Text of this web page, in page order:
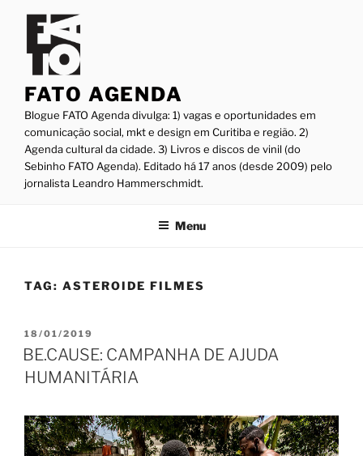
conteúdo
FATO AGENDA
Blogue FATO Agenda divulga: 1) vagas e oportunidades em
comunicação social, mkt e design em Curitiba e região. 2)
Agenda cultural da cidade. 3) Livros e discos de vinil (do
Sebinho FATO Agenda). Editado há 17 anos (desde 2009) pelo
jornalista Leandro Hammerschmidt.
Menu
TAG: ASTEROIDE FILMES
PUBLICADO
EM
18/01/2019
BE.CAUSE: CAMPANHA DE AJUDA
HUMANITÁRIA